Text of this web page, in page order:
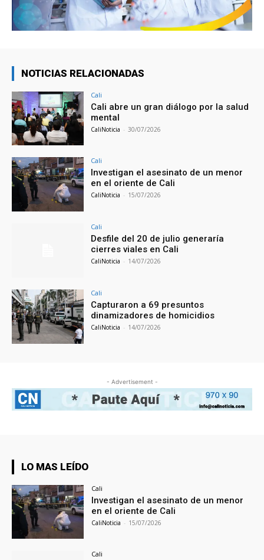
NOTICIAS RELACIONADAS
Cali
Cali abre un gran diálogo por la salud
mental
CaliNoticia - 30/07/2026
Cali
Investigan el asesinato de un menor
en el oriente de Cali
CaliNoticia - 15/07/2026
Cali
Desfile del 20 de julio generaría
cierres viales en Cali
CaliNoticia - 14/07/2026
Cali
Capturaron a 69 presuntos
dinamizadores de homicidios
CaliNoticia - 14/07/2026
- Advertisement -
LO MAS LEÍDO
Cali
Investigan el asesinato de un menor
en el oriente de Cali
CaliNoticia - 15/07/2026
Cali